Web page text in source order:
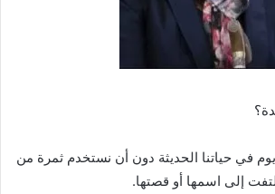
في حياتنا الحديثة دون أن نستخدم ثمرة من
إلى اسمها أو قصتها.